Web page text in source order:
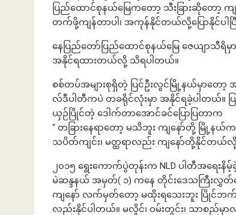
ပြည်ထောင်စုနယ်မြေကတော့ သီးခြားဆိုတော့
တက်ဖို့ကျန်တာပါ၊ အကုန်နိုင်တယ်လို့ပြောနိုင်ပါ
နေပြည်တော်ပြည်ထောင်စုနယ်မြေ ဇေယျာသီရိ
အနိုင်ရထားတယ်လို့ သိရပါတယ်။
စစ်တပ်အများစုရှိတဲ့ ပြင်ဦးလွင်မြို့နယ်မှာတော့
လ်ဒီပါတီကပဲ တခရိုင်လုံးမှာ အနိုင်ရခဲ့ပါတယ်။
ယှဉ်ပြိုင်တဲ့ ဒေါက်တာအောင်ခင်ပြောပြတာက
“ တခြားနေရာတော့ မသိဘူး ကျနော်တို့ မြို့
သပိတ်ကျင်း၊ မတ္ထရာလည်း ကျနော်တို့နိုင်တယ်
၂၀၁၅ ရွေးကောက်ပွဲတုန်းက NLD ပါတီအရေး
မဲဆန္ဒနယ် အမှတ်( ၁) ကနေ တိုင်းဒေသကြီး
ကျနော် လက်မှတ်တော့ မထိုးရသေးဘူး ပြိုင်ဘက်
လည်းနိုင်ပါတယ်။ မလှိုင်၊ ဝမ်းတွင်း၊ သာစည်မှ